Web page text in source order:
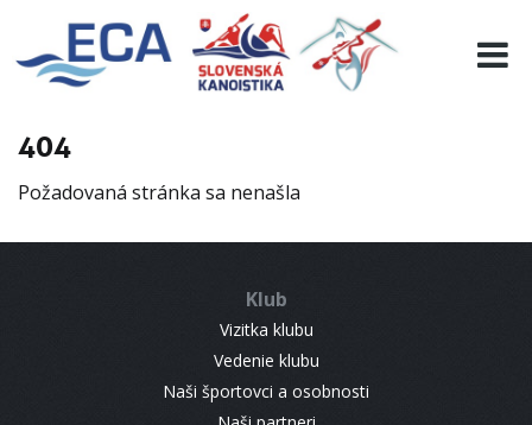
404
Požadovaná stránka sa nenašla
Klub
Vizitka klubu
Vedenie klubu
Naši športovci a osobnosti
EURO 19
INFO
RESULTS
CONTACT